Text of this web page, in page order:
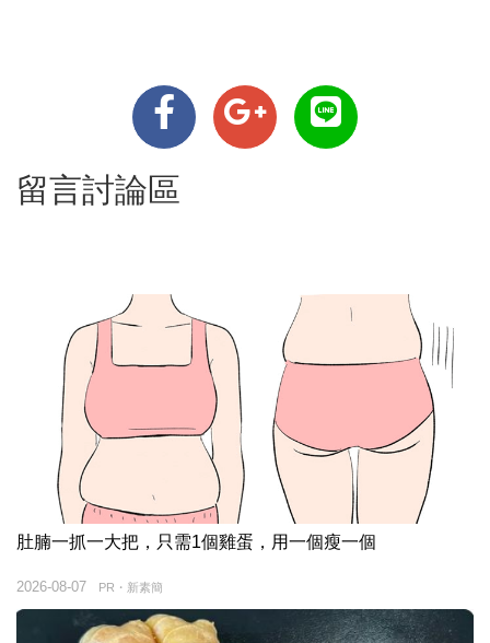
留言討論區
肚腩一抓一大把，只需1個雞蛋，用一個瘦一個
PR・新素簡
2026-08-07